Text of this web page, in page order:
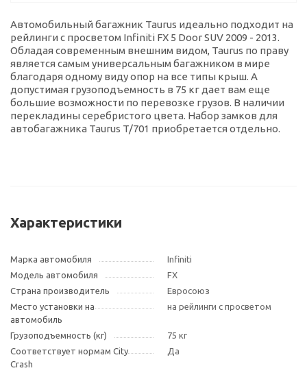
Автомобильный багажник Taurus идеально подходит на
рейлинги с просветом Infiniti FX 5 Door SUV 2009 - 2013.
Обладая современным внешним видом, Taurus по праву
является самым универсальным багажником в мире
благодаря одному виду опор на все типы крыш. А
допустимая грузоподъемность в 75 кг дает вам еще
большие возможности по перевозке грузов. В наличии
перекладины серебристого цвета. Набор замков для
автобагажника Taurus T/701 приобретается отдельно.
Характеристики
Марка автомобиля
Infiniti
Модель автомобиля
FX
Страна производитель
Евросоюз
Место установки на
автомобиль
на рейлинги с просветом
Грузоподъемность (кг)
75 кг
Соответствует нормам City
Crash
Да